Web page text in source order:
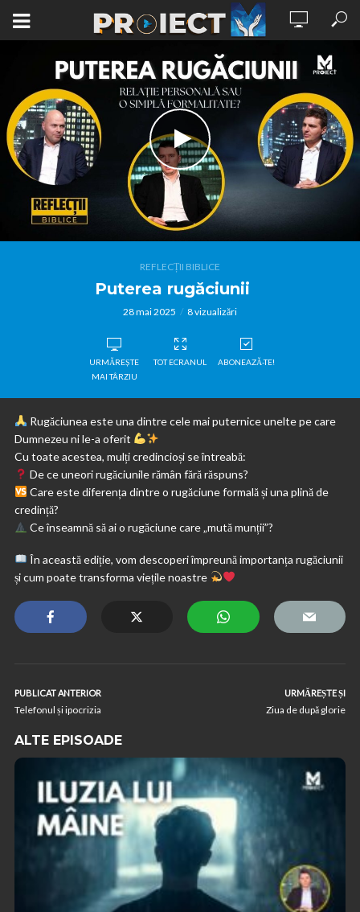
REFLECȚII BIBLICE
Puterea rugăciunii
28 mai 2025 8 vizualizări
URMĂREȘTE
MAI TÂRZIU
TOT ECRANUL ABONEAZĂ-TE!
Rugăciunea este una dintre cele mai puternice unelte pe care
Dumnezeu ni le-a oferit
Cu toate acestea, mulți credincioși se întreabă:
De ce uneori rugăciunile rămân fără răspuns?
Care este diferența dintre o rugăciune formală și una plină de
credință?
Ce înseamnă să ai o rugăciune care „mută munții”?
În această ediție, vom descoperi împreună importanța rugăciunii
și cum poate transforma viețile noastre
PUBLICAT ANTERIOR
Telefonul și ipocrizia
URMĂREȘTE ȘI
Ziua de după glorie
ALTE EPISOADE